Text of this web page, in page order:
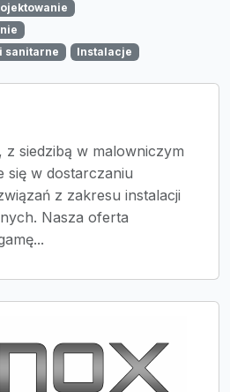
sanitarne
Instalacje
z siedzibą w malowniczym
się w dostarczaniu
z zakresu instalacji
Nasza oferta